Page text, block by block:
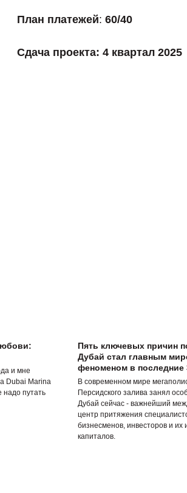
План платежей: 60/40
Сдача проекта: 4 квартал 2025
и мне
Dubai Marina
надо путать
Пять ключевых причин
Дубай стал главным
феноменом в последние
В современном мире
Персидского залива занял
Дубай сейчас - важнейший
центр притяжения
бизнесменов, инвесторов и их
капиталов.